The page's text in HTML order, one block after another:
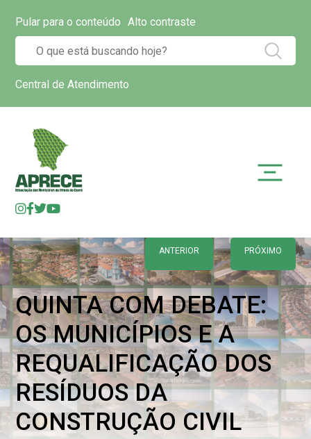
Pular para o conteúdo Alto contraste
Central de Atendimento
ANTERIOR PRÓXIMO
QUINTA COM DEBATE:
OS MUNICÍPIOS E A
REQUALIFICAÇÃO DOS
RESÍDUOS DA
CONSTRUÇÃO CIVIL